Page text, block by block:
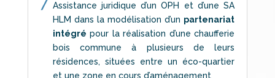
Assistance juridique d’un OPH et d’une SA
HLM dans la modélisation d’un partenariat
intégré pour la réalisation d’une chaufferie
bois commune à plusieurs de leurs
résidences, situées entre un éco-quartier
et une zone en cours d’aménagement